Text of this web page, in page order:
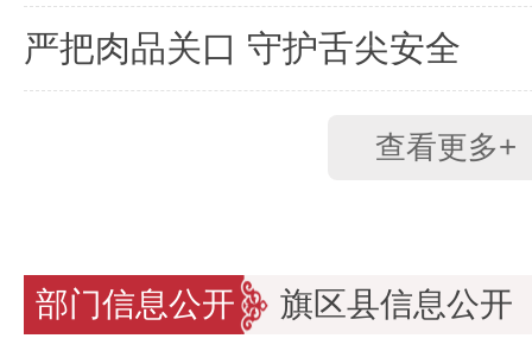
严把肉品关口 守护舌尖安全
查看更多+
部门信息公开 旗区县信息公开